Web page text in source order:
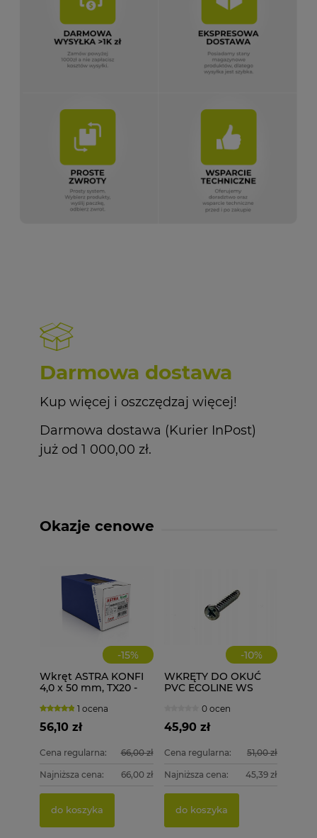
Darmowa dostawa
Kup więcej i oszczędzaj więcej!
Darmowa dostawa (Kurier InPost)
już od 1 000,00 zł.
Okazje cenowe
-15%
Wkręt ASTRA KONFI
4,0 x 50 mm, TX20 -
1 ocena
56,10 zł
Cena regularna: 66,00 zł
Najniższa cena: 66,00 zł
do koszyka
-10%
WKRĘTY DO OKUĆ
PVC ECOLINE WS
0 ocen
45,90 zł
Cena regularna: 51,00 zł
Najniższa cena: 45,39 zł
do koszyka